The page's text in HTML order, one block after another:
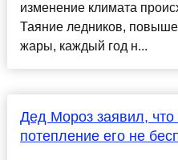
изменение климата
Таяние ледников,
жары, каждый год н...
Дед Мороз заявил, что
потепление его не